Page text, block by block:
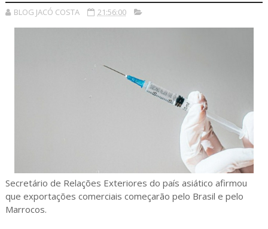
BLOG JACÓ COSTA 21:56:00
Secretário de Relações Exteriores do país asiático afirmou
que exportações comerciais começarão pelo Brasil e pelo
Marrocos.